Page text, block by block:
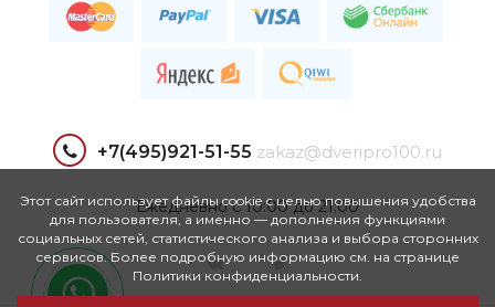
+7(495)921-51-55 zakaz@dveripro100.ru
Ежедневно с 10:00 до 21:00
Этот сайт использует файлы cookie с целью повышения удобства
для пользователя, а именно — дополнения функциями
социальных сетей, статистического анализа и выбора сторонних
сервисов. Более подробную информацию см. на странице
Политики конфиденциальности.